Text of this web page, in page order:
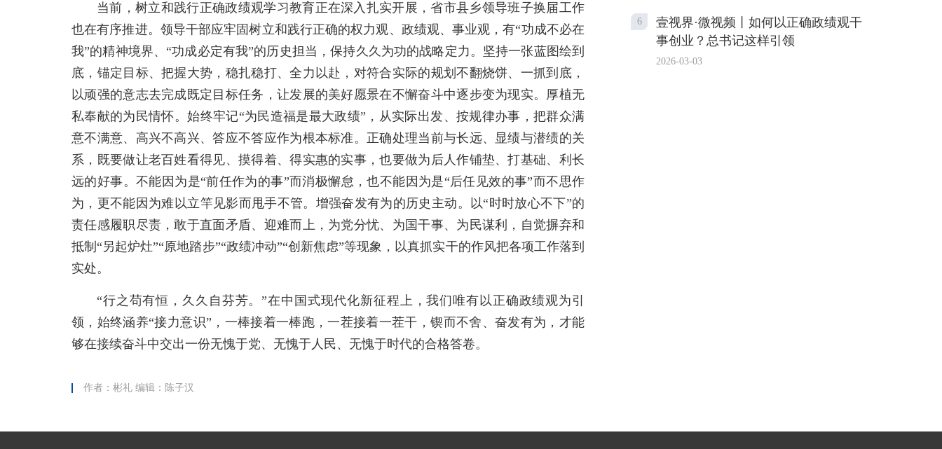
当前，树立和践行正确政绩观学习教育正在深入扎实开展，省市县乡领导班子换届工作
也在有序推进。领导干部应牢固树立和践行正确的权力观、政绩观、事业观，有“功成不必在
我”的精神境界、“功成必定有我”的历史担当，保持久久为功的战略定力。坚持一张蓝图绘到
底，锚定目标、把握大势，稳扎稳打、全力以赴，对符合实际的规划不翻烧饼、一抓到底，
以顽强的意志去完成既定目标任务，让发展的美好愿景在不懈奋斗中逐步变为现实。厚植无
私奉献的为民情怀。始终牢记“为民造福是最大政绩”，从实际出发、按规律办事，把群众满
意不满意、高兴不高兴、答应不答应作为根本标准。正确处理当前与长远、显绩与潜绩的关
系，既要做让老百姓看得见、摸得着、得实惠的实事，也要做为后人作铺垫、打基础、利长
远的好事。不能因为是“前任作为的事”而消极懈怠，也不能因为是“后任见效的事”而不思作
为，更不能因为难以立竿见影而甩手不管。增强奋发有为的历史主动。以“时时放心不下”的
责任感履职尽责，敢于直面矛盾、迎难而上，为党分忧、为国干事、为民谋利，自觉摒弃和
抵制“另起炉灶”“原地踏步”“政绩冲动”“创新焦虑”等现象，以真抓实干的作风把各项工作落到
实处。
“行之苟有恒，久久自芬芳。”在中国式现代化新征程上，我们唯有以正确政绩观为引
领，始终涵养“接力意识”，一棒接着一棒跑，一茬接着一茬干，锲而不舍、奋发有为，才能
够在接续奋斗中交出一份无愧于党、无愧于人民、无愧于时代的合格答卷。
作者：彬礼 编辑：陈子汉
6
壹视界·微视频丨如何以正确政绩观干
事创业？总书记这样引领
2026-03-03